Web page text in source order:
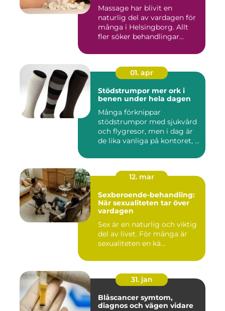
Massage har blivit en
naturlig del av vardagen för
många i Helsingborg. Allt
fler söker behandlingar...
01. apr
Stödstrumpor mer ork i
benen under hela dagen
Många förknippar
stödstrumpor med sjukvård
och flygresor, men i dag är
de lika vanliga på kontoret, ...
12. mar
Sexberoende-behandling:
När sexualiteten tar över
vardagen
Sex är en naturlig och viktig
del av livet. För många är
sexualiteten en kä...
31. jan
Blåscancer symtom,
diagnos och vägen vidare